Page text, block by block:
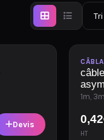
Devis
1m, 3m
0,42
HT